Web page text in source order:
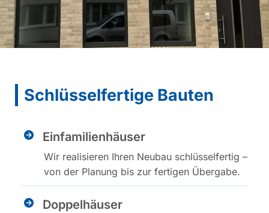
Schlüsselfertige Bauten
Einfamilienhäuser
Wir realisieren Ihren Neubau schlüsselfertig –
von der Planung bis zur fertigen Übergabe.
Doppelhäuser